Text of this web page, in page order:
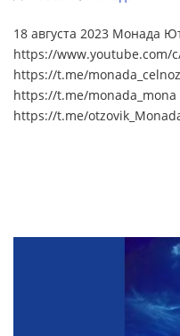
18 августа 2023 Монада
https://www.youtube.com/
https://t.me/
https://t.me/
https://t.me/